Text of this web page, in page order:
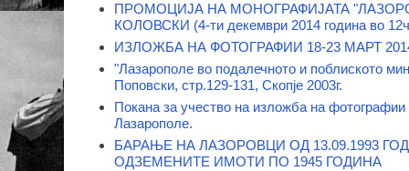
ПРОМОЦИЈА НА МОНОГРАФИЈАТА
КОЛОВСКИ (4-ти декември 2014 година во
ИЗЛОЖБА НА ФОТОГРАФИИ 18-23 МАРТ
"Лазарополе во подалечното и поблиското
Поповски, стр.129-131, Скопје 2003г.
Покана за учество на изложба на
Лазарополе.
БАРАЊЕ НА ЛАЗОРОВЦИ ОД 13.09.1993
ОДЗЕМЕНИТЕ ИМОТИ ПО 1945 ГОДИНА